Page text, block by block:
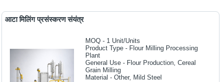
आटा मिलिंग प्रसंस्करण संयंत्र
MOQ - 1 Unit/Units
Product Type - Flour Milling Processing
Plant
General Use - Flour Production, Cereal
Grain Milling
Material - Other, Mild Steel